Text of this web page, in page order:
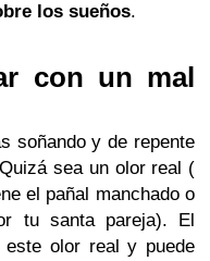
los sueños.
con un mal
soñando y de repente
sea un olor real (
el pañal manchado o
tu santa pareja). El
este olor real y puede